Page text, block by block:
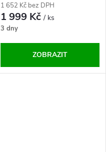
1 652 Kč bez DPH
1 999 Kč/ ks
3 dny
ZOBRAZIT